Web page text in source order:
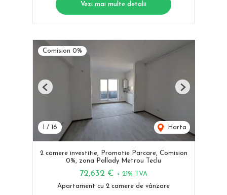
Vezi mai multe detalii
Comision 0%
1 / 16 Harta
Previous Next
2 camere investitie, Promotie Parcare, Comision
0%, zona Pallady Metrou Teclu
72,632 € + 21% TVA
Apartament cu 2 camere de vânzare